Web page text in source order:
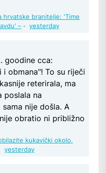
hrvatske branitelje: 'Time
– · yesterday
goodine cca:
obmana"! To su riječi
reterirala, ma
poslala na
nije došla. A
obratio ni približno
kukavički okolo,
yesterday